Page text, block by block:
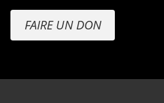
FAIRE UN DON